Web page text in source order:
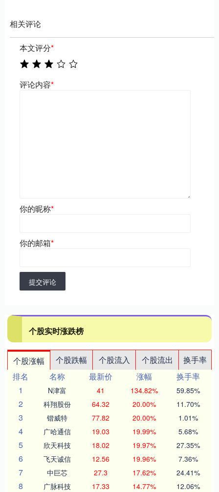
相关评论
本文评分*
评论内容*
你的昵称*
你的邮箱*
提交评论
个股实时涨跌榜
个股涨幅 个股跌幅 个股流入 个股流出
换手率
排名
名称 最新价 涨幅
换手率
1
N津富 41 134.82% 59.85%
2 科翔股份 64.32 20.00% 11.70%
3 锴威特 77.82 20.00% 1.01%
4 广哈通信 19.03 19.99% 5.68%
5 欣天科技 18.02 19.97% 27.35%
6 飞天诚信 12.56 19.96% 7.36%
7 中巨芯 27.3 17.62% 24.41%
8 广脉科技 17.33 14.77% 12.06%